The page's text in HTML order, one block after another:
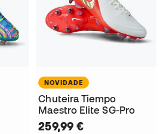
NOVIDADE
Chuteira Tiempo
Maestro Elite SG-Pro
259,99 €